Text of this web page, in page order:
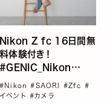
Nikon Z fc 16日間無
料体験付き！
#GENIC_Nikon
meets Nikon Z fc
#Nikon#SAORI #Zfc #
イベント #カメラ